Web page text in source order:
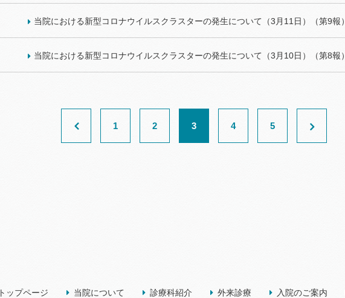
当院における新型コロナウイルスクラスターの発生について（3月11日）（第9報）
当院における新型コロナウイルスクラスターの発生について（3月10日）（第8報）
1 2 3 4 5
トップページ 当院について 診療科紹介 外来診療 入院のご案内